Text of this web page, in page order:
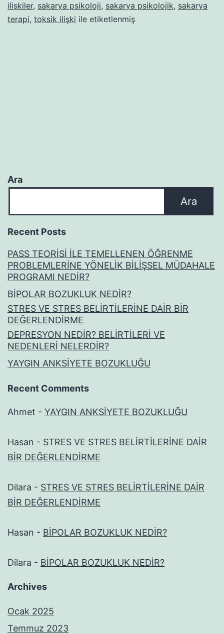
ÖZELLİKLERE
DAİR
ilişkiler, sakarya psikoloji, sakarya psikolojik, sakarya
terapi, toksik ilişki ile etiketlenmiş
Ara
Ara
Recent Posts
PASS TEORİSİ İLE TEMELLENEN ÖĞRENME
PROBLEMLERİNE YÖNELİK BİLİŞSEL MÜDAHALE
PROGRAMI NEDİR?
BİPOLAR BOZUKLUK NEDİR?
STRES VE STRES BELİRTİLERİNE DAİR BİR
DEĞERLENDİRME
DEPRESYON NEDİR? BELİRTİLERİ VE
NEDENLERİ NELERDİR?
YAYGIN ANKSİYETE BOZUKLUĞU
Recent Comments
Ahmet - YAYGIN ANKSİYETE BOZUKLUĞU
Hasan - STRES VE STRES BELİRTİLERİNE DAİR
BİR DEĞERLENDİRME
Dilara - STRES VE STRES BELİRTİLERİNE DAİR
BİR DEĞERLENDİRME
Hasan - BİPOLAR BOZUKLUK NEDİR?
Dilara - BİPOLAR BOZUKLUK NEDİR?
Archives
Ocak 2025
Temmuz 2023